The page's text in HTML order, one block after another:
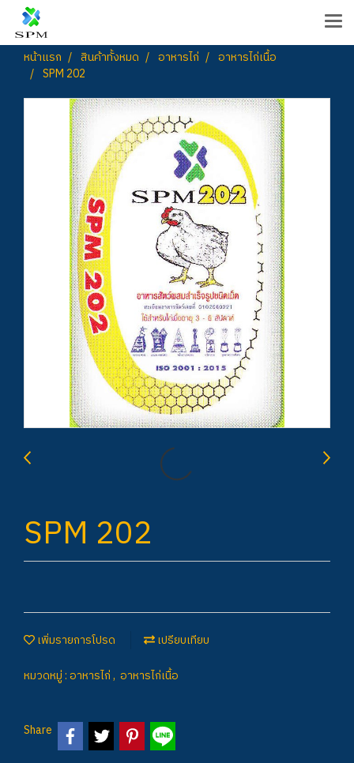
หน้าแรก สินค้าทั้งหมด อาหารไก่
อาหารไก่เนื้อ
SPM 202
SPM 202
เพิ่มรายการโปรด
เปรียบเทียบ
หมวดหมู่ :อาหารไก่, อาหารไก่เนื้อ
Share